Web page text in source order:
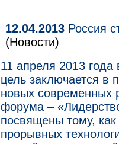
12.04.2013 Россия
(Новости)
11 апреля 2013
цель заключается в
новых современных
форума –
посвящены тому,
прорывных